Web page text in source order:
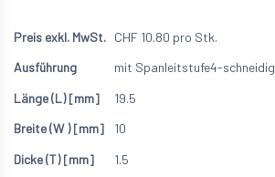
CHF 10.80 pro Stk.
mit Spanleitstufe4-schneidig
19.5
10
1.5